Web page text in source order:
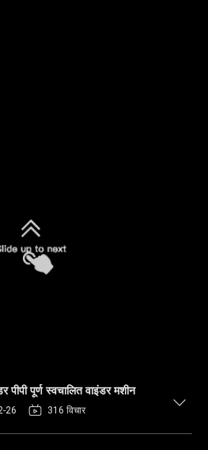
पीपी पूर्ण स्वचालित वाइंडर मशीन
26 316 विचार